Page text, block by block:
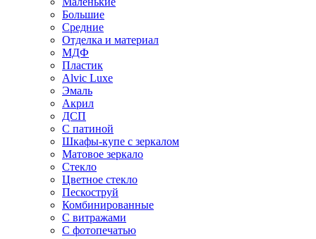
Большие
Средние
Отделка и материал
МДФ
Пластик
Alvic Luxe
Эмаль
Акрил
ДСП
С патиной
Шкафы-купе с зеркалом
Матовое зеркало
Стекло
Цветное стекло
Пескоструй
Комбинированные
С витражами
С фотопечатью